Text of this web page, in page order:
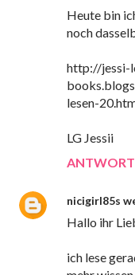
Heute bin
noch
http://jessi-
lesen-
LG Jessii
nicigirl85s
Hallo ihr
ich lese